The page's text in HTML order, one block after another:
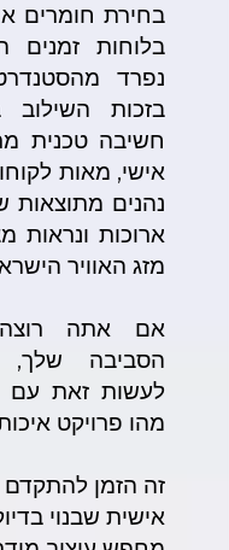
בחירת חומרים
בלוחות
נפרד
בזכות השילוב
חשיבה טכנית
אישי, מאות
נהנים מתוצאות
ארוכות ונראות
מזג האוויר
אם אתה
הסביבה שלך,
לעשות זאת עם
מהו פרויקט
זה הזמן
אישית שבנוי